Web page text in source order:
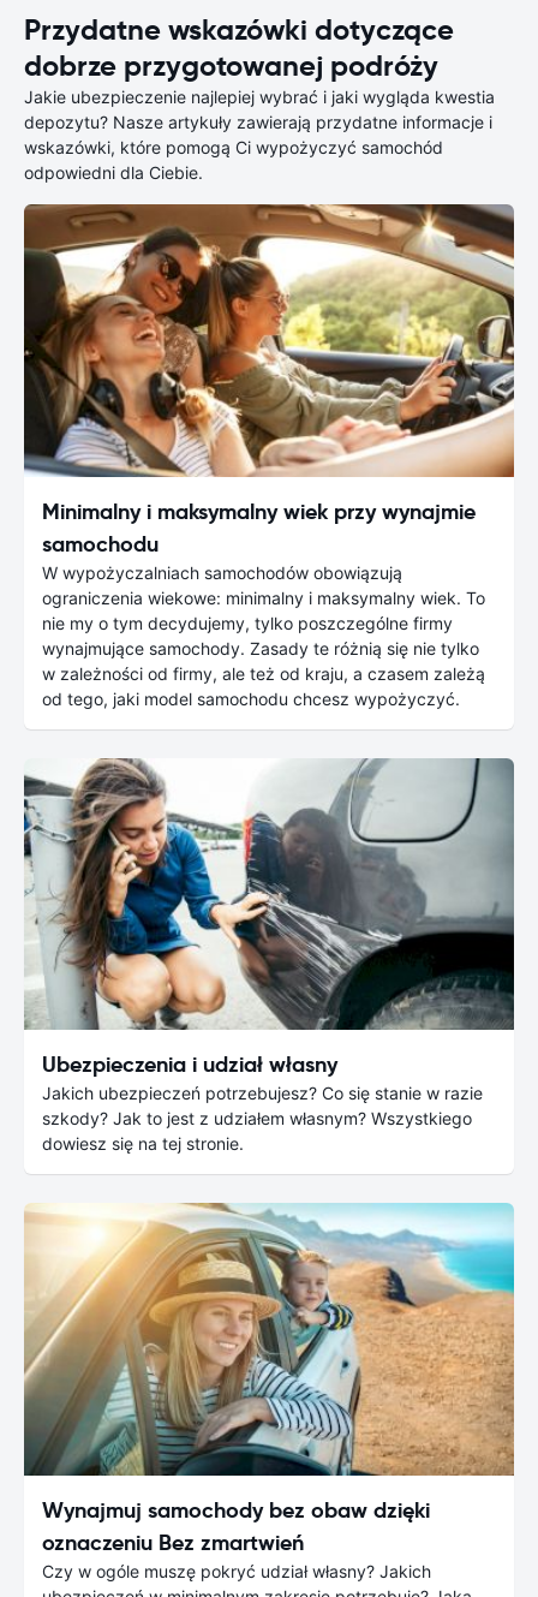
Przydatne wskazówki dotyczące
dobrze przygotowanej podróży
Jakie ubezpieczenie najlepiej wybrać i jaki wygląda kwestia
depozytu? Nasze artykuły zawierają przydatne informacje i
wskazówki, które pomogą Ci wypożyczyć samochód
odpowiedni dla Ciebie.
Minimalny i maksymalny wiek przy wynajmie
samochodu
W wypożyczalniach samochodów obowiązują
ograniczenia wiekowe: minimalny i maksymalny wiek. To
nie my o tym decydujemy, tylko poszczególne firmy
wynajmujące samochody. Zasady te różnią się nie tylko
w zależności od firmy, ale też od kraju, a czasem zależą
od tego, jaki model samochodu chcesz wypożyczyć.
Ubezpieczenia i udział własny
Jakich ubezpieczeń potrzebujesz? Co się stanie w razie
szkody? Jak to jest z udziałem własnym? Wszystkiego
dowiesz się na tej stronie.
Wynajmuj samochody bez obaw dzięki
oznaczeniu Bez zmartwień
Czy w ogóle muszę pokryć udział własny? Jakich